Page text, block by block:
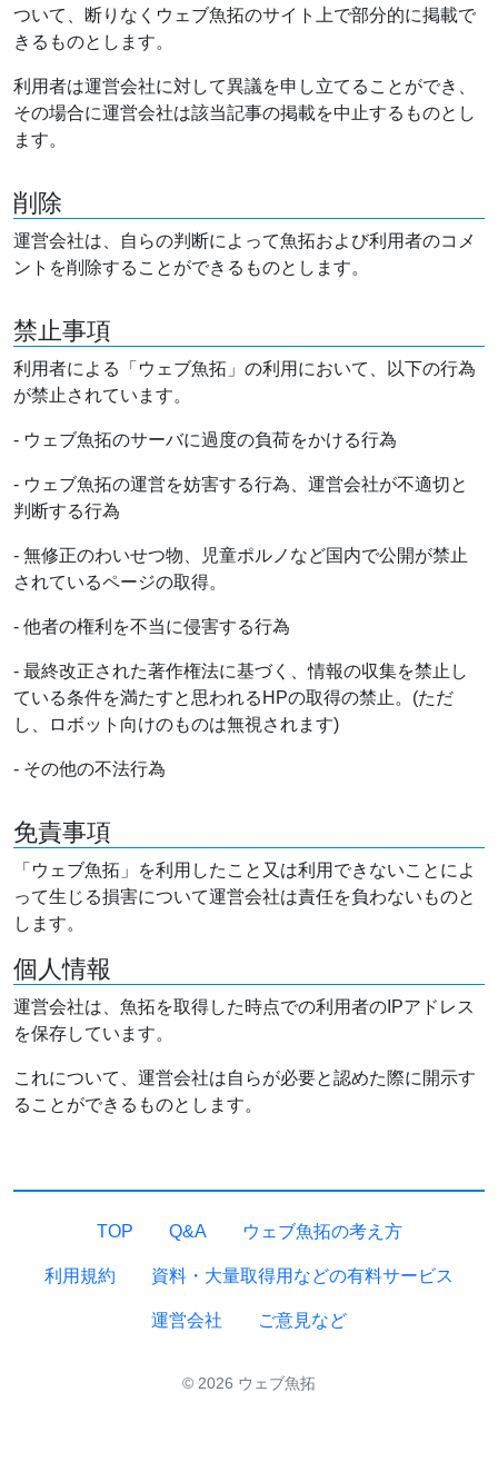
ついて、断りなくウェブ魚拓のサイト上で部分的に掲載で
きるものとします。
利用者は運営会社に対して異議を申し立てることができ、
その場合に運営会社は該当記事の掲載を中止するものとし
ます。
削除
運営会社は、自らの判断によって魚拓および利用者のコメ
ントを削除することができるものとします。
禁止事項
利用者による「ウェブ魚拓」の利用において、以下の行為
が禁止されています。
- ウェブ魚拓のサーバに過度の負荷をかける行為
- ウェブ魚拓の運営を妨害する行為、運営会社が不適切と
判断する行為
- 無修正のわいせつ物、児童ポルノなど国内で公開が禁止
されているページの取得。
- 他者の権利を不当に侵害する行為
- 最終改正された著作権法に基づく、情報の収集を禁止し
ている条件を満たすと思われるHPの取得の禁止。(ただ
し、ロボット向けのものは無視されます)
- その他の不法行為
免責事項
「ウェブ魚拓」を利用したこと又は利用できないことによ
って生じる損害について運営会社は責任を負わないものと
します。
個人情報
運営会社は、魚拓を取得した時点での利用者のIPアドレス
を保存しています。
これについて、運営会社は自らが必要と認めた際に開示す
ることができるものとします。
TOP Q&A ウェブ魚拓の考え方
利用規約 資料・大量取得用などの有料サービス
運営会社 ご意見など
© 2026 ウェブ魚拓